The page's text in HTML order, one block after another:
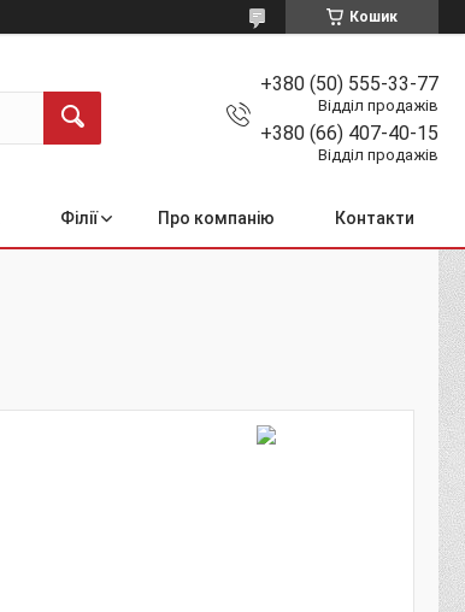
Кошик
+380 (50) 555-33-77
Відділ продажів
+380 (66) 407-40-15
Відділ продажів
Філії Про компанію Контакти